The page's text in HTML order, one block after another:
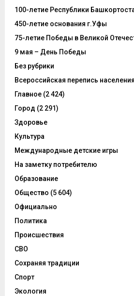
100-летие Республики
450-летие основания г.Уфы
75-летие Победы в Великой
9 мая – День Победы
Без рубрики
Всероссийская перепись
Главное (2 424)
Город (2 291)
Здоровье
Культура
Международные детские игры
На заметку потребителю
Образование
Общество (5 604)
Официально
Политика
Происшествия
СВО
Сохраняя традиции
Спорт
Экология